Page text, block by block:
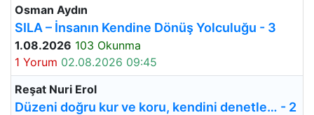
Osman Aydın
SILA – İnsanın Kendine Dönüş Yolculuğu - 3
1.08.2026 103 Okunma
1 Yorum 02.08.2026 09:45
Reşat Nuri Erol
Düzeni doğru kur ve koru, kendini denetle… - 2